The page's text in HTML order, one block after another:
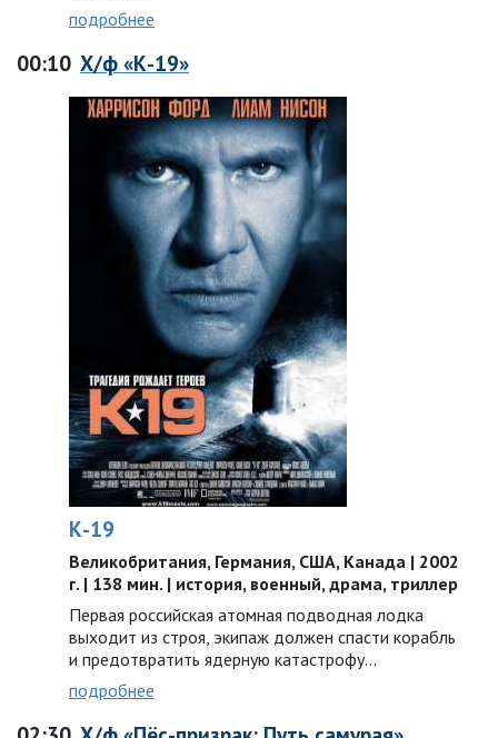
подробнее
00:10 Х/ф «К-19»
К-19
Великобритания, Германия, США, Канада | 2002
г. | 138 мин. | история, военный, драма, триллер
Первая российская атомная подводная лодка
выходит из строя, экипаж должен спасти корабль
и предотвратить ядерную катастрофу…
подробнее